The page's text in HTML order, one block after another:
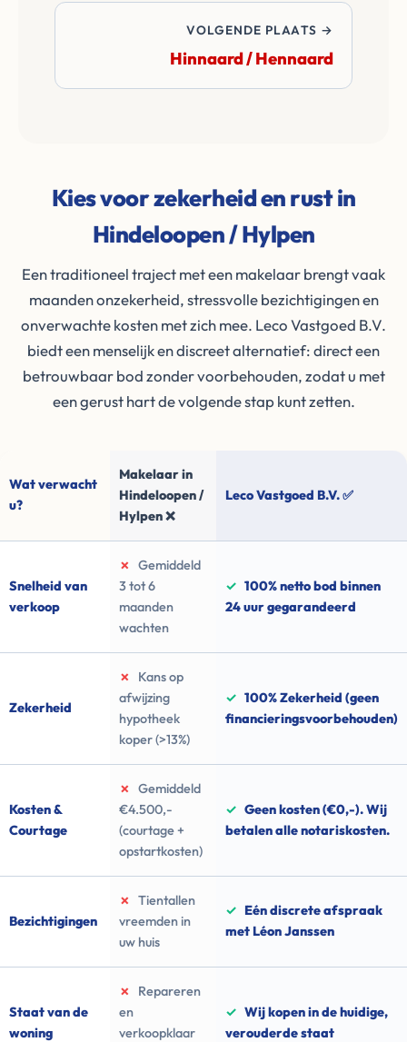
VOLGENDE PLAATS →
Hinnaard / Hennaard
Kies voor zekerheid en rust in
Hindeloopen / Hylpen
Een traditioneel traject met een makelaar brengt vaak
maanden onzekerheid, stressvolle bezichtigingen en
onverwachte kosten met zich mee. Leco Vastgoed B.V.
biedt een menselijk en discreet alternatief: direct een
betrouwbaar bod zonder voorbehouden, zodat u met
een gerust hart de volgende stap kunt zetten.
Wat verwacht
u?
Makelaar in
Hindeloopen /
Hylpen ❌
Leco Vastgoed B.V. ✅
Snelheid van
verkoop
✗
Gemiddeld
3 tot 6
maanden
wachten
✓ 100% netto bod binnen
24 uur gegarandeerd
Zekerheid
✗
Kans op
afwijzing
hypotheek
koper (>13%)
✓ 100% Zekerheid (geen
financieringsvoorbehouden)
Kosten &
Courtage
✗
Gemiddeld
€4.500,-
(courtage +
opstartkosten)
✓ Geen kosten (€0,-). Wij
betalen alle notariskosten.
Bezichtigingen
✗
Tientallen
vreemden in
uw huis
✓ Eén discrete afspraak
met Léon Janssen
Staat van de
woning
✗
Repareren
en
verkoopklaar
✓ Wij kopen in de huidige,
verouderde staat